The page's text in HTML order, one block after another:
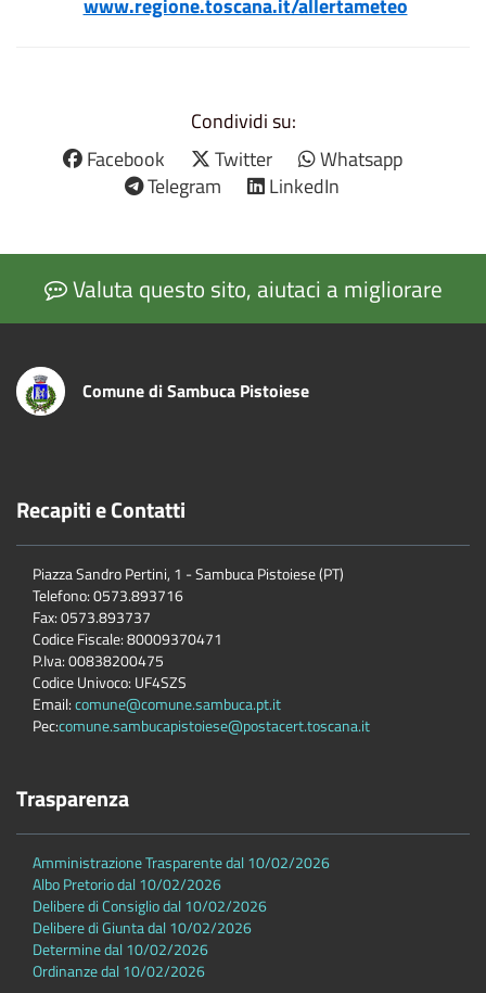
www.regione.toscana.it/allertameteo
Condividi su:
Facebook
Twitter
Whatsapp
Telegram
LinkedIn
Valuta questo sito, aiutaci a migliorare
Comune di Sambuca Pistoiese
Recapiti e Contatti
Piazza Sandro Pertini, 1 - Sambuca Pistoiese (PT)
Telefono: 0573.893716
Fax: 0573.893737
Codice Fiscale: 80009370471
P.Iva: 00838200475
Codice Univoco: UF4SZS
Email:comune@comune.sambuca.pt.it
Pec:comune.sambucapistoiese@postacert.toscana.it
Trasparenza
Amministrazione Trasparente dal 10/02/2026
Albo Pretorio dal 10/02/2026
Delibere di Consiglio dal 10/02/2026
Delibere di Giunta dal 10/02/2026
Determine dal 10/02/2026
Ordinanze dal 10/02/2026